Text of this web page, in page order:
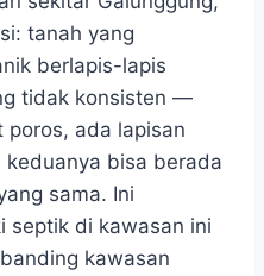
tanah yang
berlapis-lapis
tidak konsisten —
poros, ada lapisan
bisa berada
sama. Ini
septik di kawasan ini
kawasan